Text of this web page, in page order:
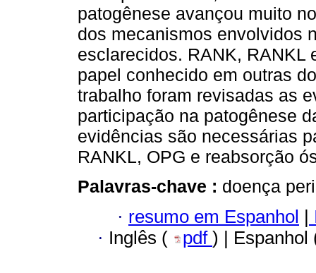
patogênese avançou muito
dos mecanismos envolvidos
esclarecidos. RANK, RANKL
papel conhecido em outras
trabalho foram revisadas as
participação na patogênese
evidências são necessárias
RANKL, OPG e reabsorção
Palavras-chave : doença
· resumo em Espanhol |
· Inglês ( pdf ) |